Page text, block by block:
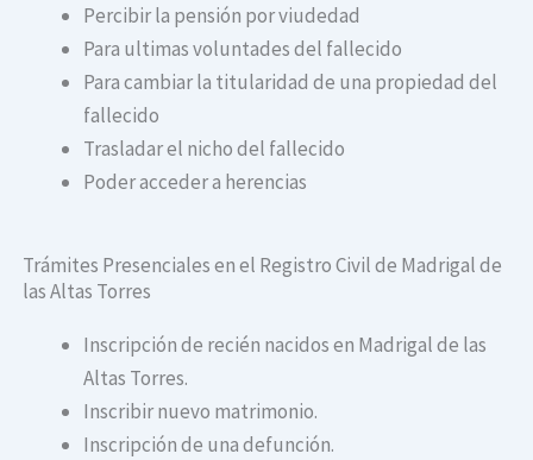
Percibir la pensión por viudedad
Para ultimas voluntades del fallecido
Para cambiar la titularidad de una propiedad del
fallecido
Trasladar el nicho del fallecido
Poder acceder a herencias
Trámites Presenciales en el Registro Civil de Madrigal de
las Altas Torres
Inscripción de recién nacidos en Madrigal de las
Altas Torres.
Inscribir nuevo matrimonio.
Inscripción de una defunción.